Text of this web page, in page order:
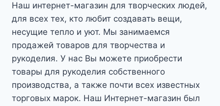
Наш интернет-магазин для творческих людей,
для всех тех, кто любит создавать вещи,
несущие тепло и уют. Мы занимаемся
продажей товаров для творчества и
рукоделия. У нас Вы можете приобрести
товары для рукоделия собственного
производства, а также почти всех известных
торговых марок. Наш Интернет-магазин был